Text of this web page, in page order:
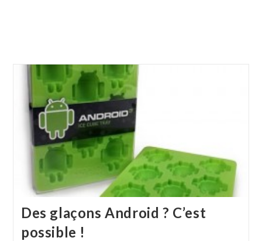
Des glaçons Android ? C’est
possible !